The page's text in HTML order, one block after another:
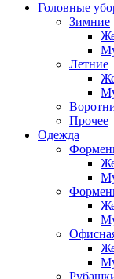
Головные
Зимние
Летние
Прочее
Одежда